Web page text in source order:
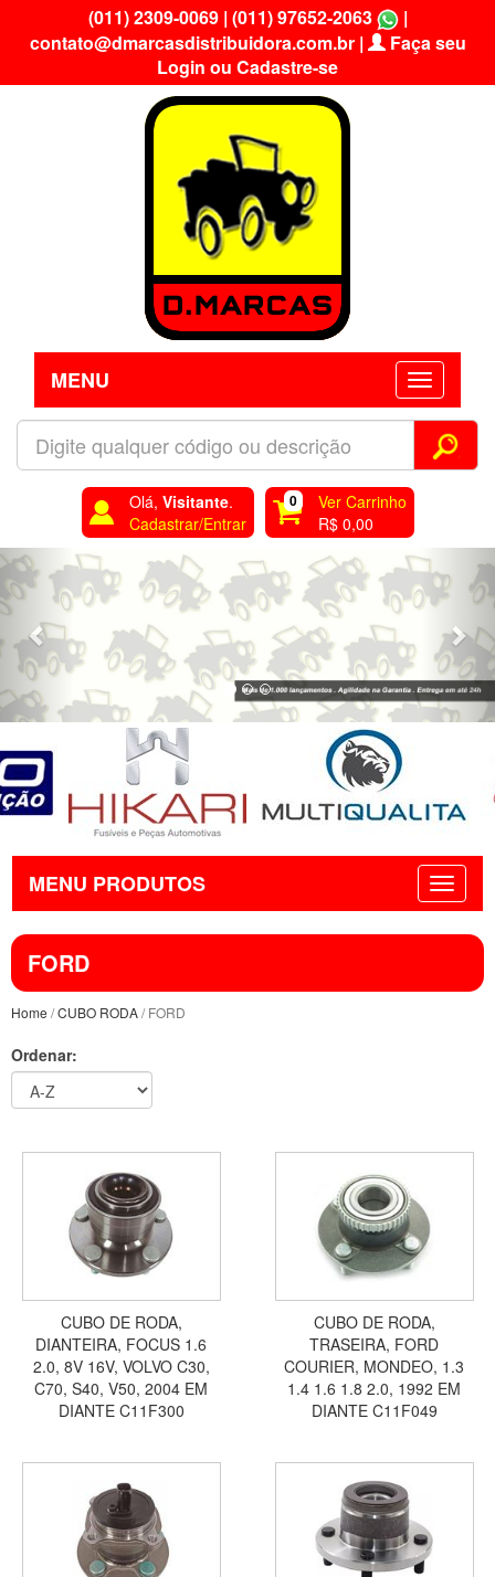
(011) 2309-0069| (011) 97652-2063
|
contato@dmarcasdistribuidora.com.br|
Faça seu
Login ou Cadastre-se
MENU
Olá, Visitante.
Cadastrar/Entrar
0
Ver Carrinho
R$ 0,00
Previous
MENU PRODUTOS
FORD
Home /CUBO RODA/ FORD
Ordenar:
CUBO DE RODA,
DIANTEIRA, FOCUS 1.6
2.0, 8V 16V, VOLVO C30,
C70, S40, V50, 2004 EM
DIANTE C11F300
CUBO DE RODA,
TRASEIRA, FORD
COURIER, MONDEO, 1.3
1.4 1.6 1.8 2.0, 1992 EM
DIANTE C11F049